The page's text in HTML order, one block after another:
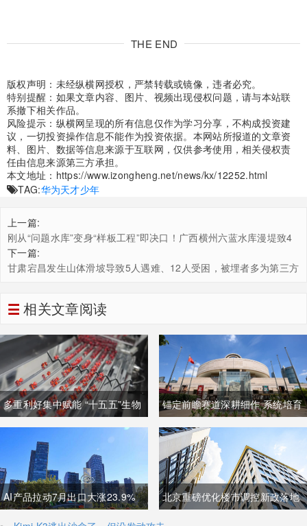
THE END
版权声明：未经纵横网授权，严禁转载或镜像，违者必究。
特别提醒：如果文章内容、图片、视频出现侵权问题，请与本站联
系撤下相关作品。
风险提示：纵横网呈现的所有信息仅作为学习分享，不构成投资建
议，一切投资操作信息不能作为投资依据。本网站所报道的文章资
料、图片、数据等信息来源于互联网，仅供参考使用，相关侵权责
任由信息来源第三方承担。
本文地址： https://www.izongheng.net/news/kx/12252.html
TAG:华为天才少年
上一篇:
刚从“问题水库”变身“样板工程”即决口！广西横州六蓝水库漫堤致4
死8失联，8.4万人受灾
下一篇:
甘肃宕昌发生山体滑坡导致5人遇难、12人受困，被埋者多为第三方
相关文章阅读
多重利好集中赋能 “十五五”生物
制造迈入万亿级黄金发展周期
锚定前瞻赛道深耕细作 系统培育
壮大高质量未来产业
AI产品拉动7月出口大涨23.9%
强劲外需稳固国内经济基本盘
北京重磅优化楼市调控新政落地
非京籍购房社保门槛降至一年